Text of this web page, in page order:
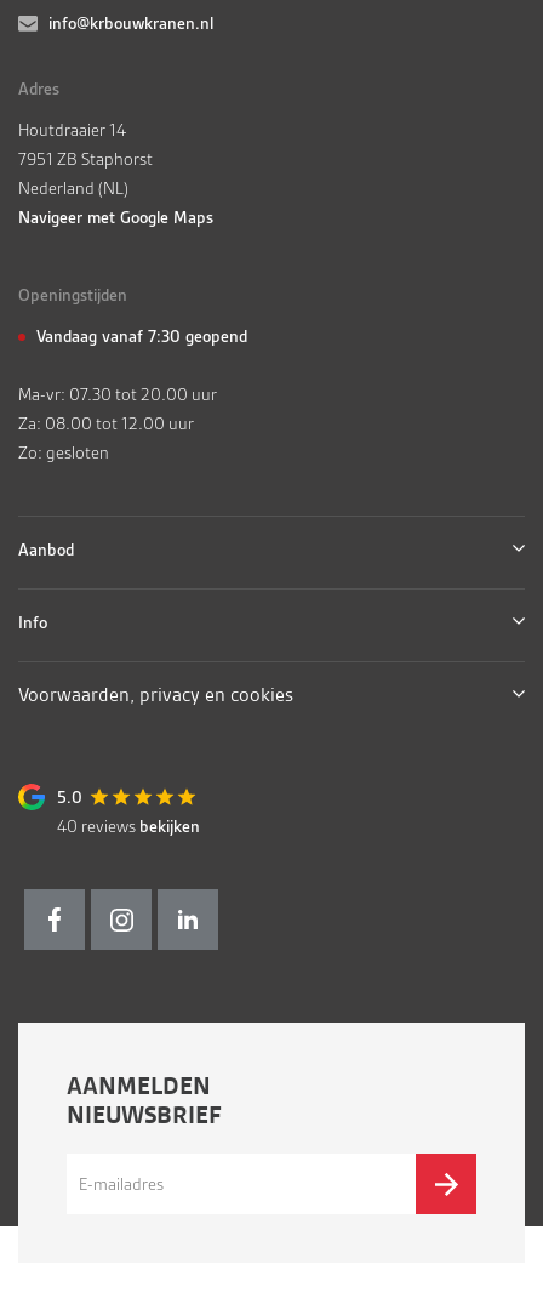
AANMELDEN
NIEUWSBRIEF
info@krbouwkranen.nl
Adres
Houtdraaier 14
7951 ZB Staphorst
Nederland (NL)
Navigeer met Google Maps
Openingstijden
Vandaag vanaf 7:30 geopend
Ma-vr: 07.30 tot 20.00 uur
Za: 08.00 tot 12.00 uur
Zo: gesloten
Aanbod
Info
5.0
40 reviews bekijken
Voorwaarden, privacy en cookies